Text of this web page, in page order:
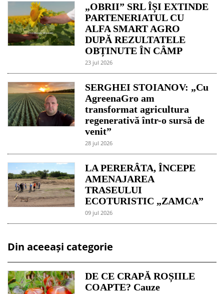
„OBRII” SRL ÎȘI EXTINDE
PARTENERIATUL CU
ALFA SMART AGRO
DUPĂ REZULTATELE
OBȚINUTE ÎN CÂMP
23 jul 2026
SERGHEI STOIANOV: „Cu
AgreenaGro am
transformat agricultura
regenerativă într-o sursă de
venit”
28 jul 2026
LA PERERÂTA, ÎNCEPE
AMENAJAREA
TRASEULUI
ECOTURISTIC „ZAMCA”
09 jul 2026
Din aceeași categorie
DE CE CRAPĂ ROȘIILE
COAPTE? Cauze